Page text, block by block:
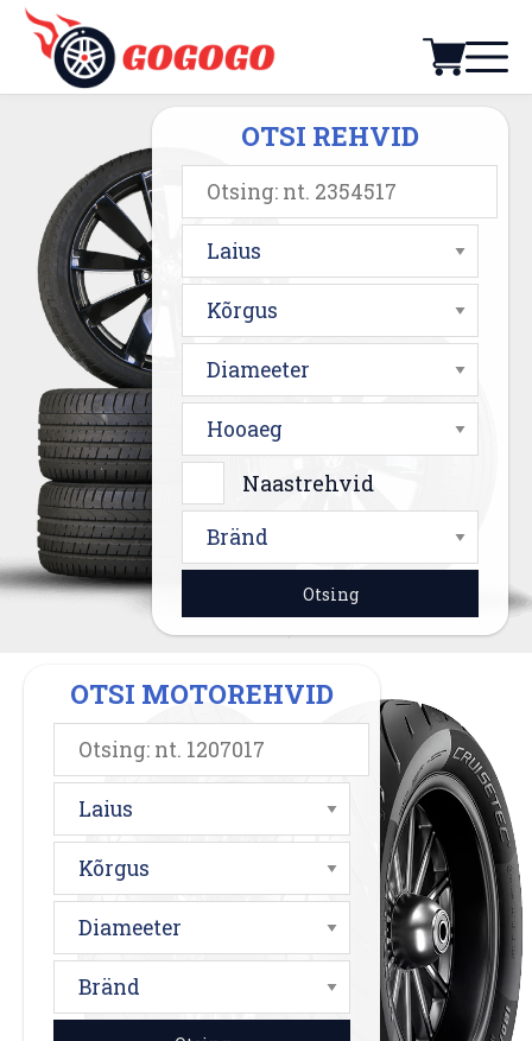
OTSI REHVID
Laius
Kõrgus
Diameeter
Hooaeg
Naastrehvid
Bränd
OTSI MOTOREHVID
Laius
Kõrgus
Diameeter
Bränd